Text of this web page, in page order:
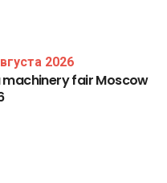
2026
machineryfairMoscow